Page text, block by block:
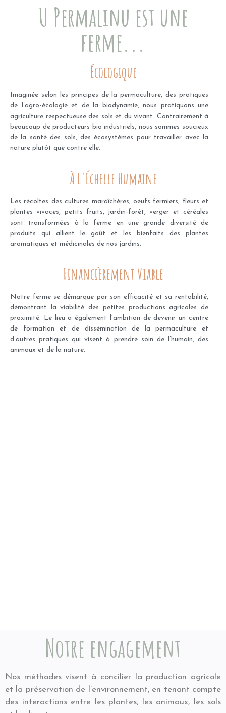
U Permalinu est une
ferme...
Écologique
Imaginée selon les principes de la permaculture, des pratiques
de l’agro-écologie et de la biodynamie, nous pratiquons une
agriculture respectueuse des sols et du vivant. Contrairement à
beaucoup de producteurs bio industriels, nous sommes soucieux
de la santé des sols, des écosystèmes pour travailler avec la
nature plutôt que contre elle.
À L'Échelle Humaine
Les récoltes des cultures maraîchères, oeufs fermiers, fleurs et
plantes vivaces, petits fruits, jardin-forêt, verger et céréales
sont transformées à la ferme en une grande diversité de
produits qui allient le goût et les bienfaits des plantes
aromatiques et médicinales de nos jardins.
Financièrement Viable
Notre ferme se démarque par son efficacité et sa rentabilité,
démontrant la viabilité des petites productions agricoles de
proximité. Le lieu a également l’ambition de devenir un centre
de formation et de dissémination de la permaculture et
d’autres pratiques qui visent à prendre soin de l’humain, des
animaux et de la nature.
Notre engagement
Nos méthodes visent à concilier la production agricole
et la préservation de l’environnement, en tenant compte
des interactions entre les plantes, les animaux, les sols